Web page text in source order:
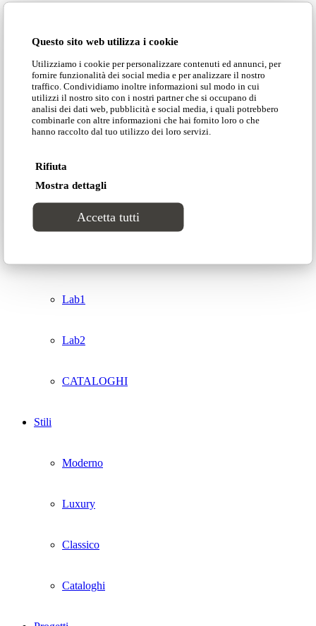
Questo sito web utilizza i cookie
Utilizziamo i cookie per personalizzare contenuti ed annunci, per
fornire funzionalità dei social media e per analizzare il nostro
traffico. Condividiamo inoltre informazioni sul modo in cui
utilizzi il nostro sito con i nostri partner che si occupano di
analisi dei dati web, pubblicità e social media, i quali potrebbero
combinarle con altre informazioni che hai fornito loro o che
hanno raccolto dal tuo utilizzo dei loro servizi.
Rifiuta
Mostra dettagli
Accetta tutti
Groove
Tracks
Sweet dreams
Lab1
Lab2
CATALOGHI
Stili
Moderno
Luxury
Classico
Cataloghi
Domingo Salotti S.r.l. Str. della Romagna, 285 –
61121 Pesaro (PU) Italia
© Domingo | P. IVA 00165000415
Privacy Policy